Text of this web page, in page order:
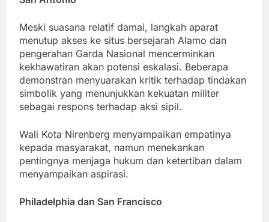
Meski suasana relatif damai, langkah aparat
menutup akses ke situs bersejarah Alamo dan
pengerahan Garda Nasional mencerminkan
kekhawatiran akan potensi eskalasi. Beberapa
demonstran menyuarakan kritik terhadap tindakan
simbolik yang menunjukkan kekuatan militer
sebagai respons terhadap aksi sipil.
Wali Kota Nirenberg menyampaikan empatinya
kepada masyarakat, namun menekankan
pentingnya menjaga hukum dan ketertiban dalam
menyampaikan aspirasi.
Philadelphia dan San Francisco